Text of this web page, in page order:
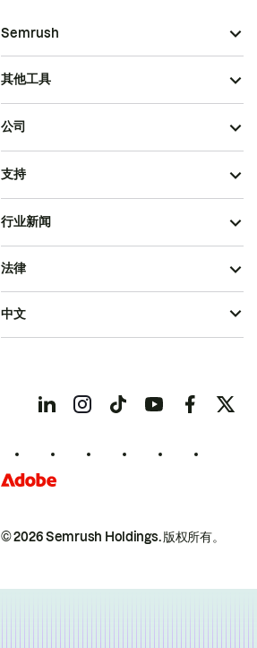
Semrush
其他工具
公司
支持
行业新闻
© 2026 Semrush Holdings.版权所有。
法律
中文